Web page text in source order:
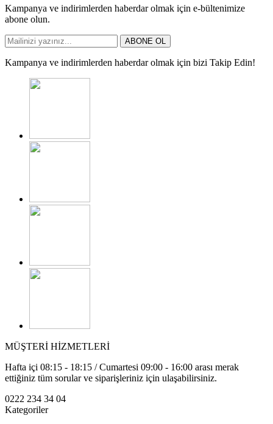
Kampanya ve indirimlerden haberdar olmak için e-bültenimize
abone olun.
ABONE OL
Kampanya ve indirimlerden haberdar olmak için bizi Takip Edin!
MÜŞTERİ HİZMETLERİ
Hafta içi 08:15 - 18:15 / Cumartesi 09:00 - 16:00 arası merak
ettiğiniz tüm sorular ve siparişleriniz için ulaşabilirsiniz.
0222 234 34 04
Kategoriler